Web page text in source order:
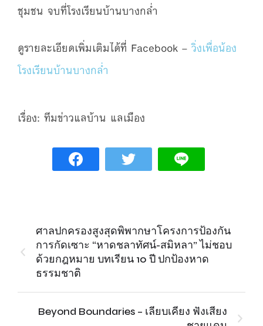
ชุมชน จบที่โรงเรียนบ้านบางกล่ำ
ดูรายละเอียดเพิ่มเติมได้ที่ Facebook –วิ่งเพื่อน้อง
โรงเรียนบ้านบางกล่ำ
เรื่อง: ทีมข่าวแลบ้าน แลเมือง
ศาลปกครองสูงสุดพิพากษาโครงการป้องกัน
การกัดเซาะ “หาดชลาทัศน์-สมิหลา” ไม่ชอบ
ด้วยกฎหมาย บทเรียน 10 ปี ปกป้องหาด
ธรรมชาติ
Beyond Boundaries – เลียบเคียง ฟังเสียง